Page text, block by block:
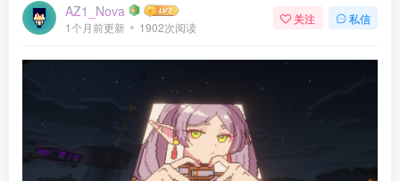
AZ1_Nova
1个月前更新 1902次阅读
关注 私信